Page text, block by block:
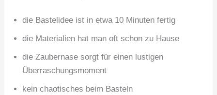
die Bastelidee ist in etwa 10 Minuten fertig
die Materialien hat man oft schon zu Hause
die Zaubernase sorgt für einen lustigen
Überraschungsmoment
kein chaotisches beim Basteln